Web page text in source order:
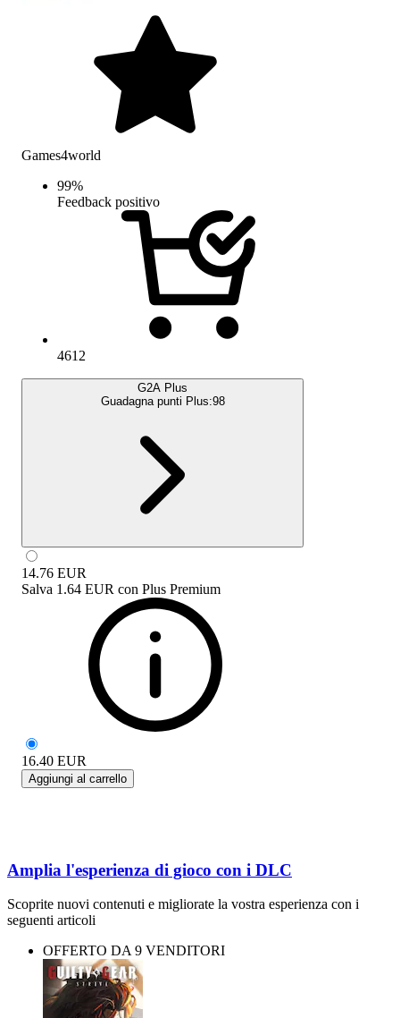
Games4world
99%
Feedback positivo
4612
G2A Plus
Guadagna punti Plus:98
14.76 EUR
Salva 1.64 EUR con Plus Premium
16.40 EUR
Aggiungi al carrello
Amplia l'esperienza di gioco con i DLC
Scoprite nuovi contenuti e migliorate la vostra esperienza con i
seguenti articoli
OFFERTO DA 9 VENDITORI